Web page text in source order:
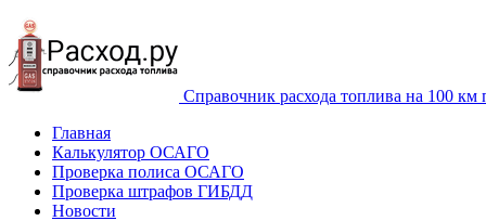
Справочник расхода топлива на 100 км
Главная
Калькулятор ОСАГО
Проверка полиса ОСАГО
Проверка штрафов ГИБДД
Новости